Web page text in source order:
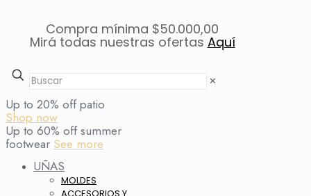
Compra mínima $50.000,00
Mirá todas nuestras ofertas Aquí
✕
Up to 20% off patio
Shop now
Up to 60% off summer
footwear See more
UÑAS
MOLDES